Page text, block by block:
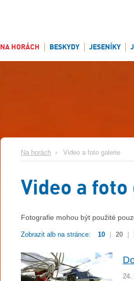
NA HORÁCH BESKYDY JESENÍKY
Na horách › Video a foto galerie
Video a
Fotografie mohou být použité
Zobrazit alb na stránce: 10 20
24.